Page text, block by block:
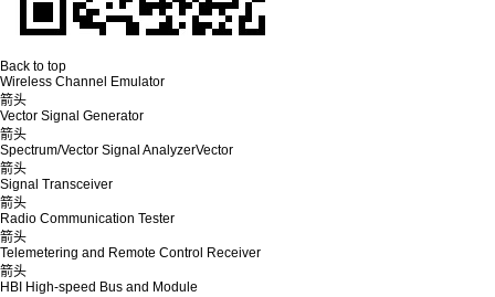
Back to top
Wireless Channel Emulator
箭头
Vector Signal Generator
箭头
Spectrum/Vector Signal AnalyzerVector
箭头
Signal Transceiver
箭头
Radio Communication Tester
箭头
Telemetering and Remote Control Receiver
箭头
HBI High-speed Bus and Module